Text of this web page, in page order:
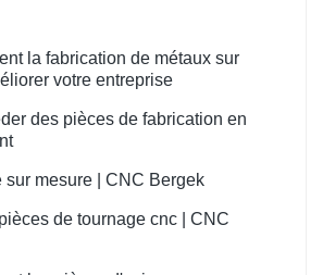
la fabrication de métaux sur
votre entreprise
des pièces de fabrication en
sur mesure | CNC Bergek
de tournage cnc | CNC